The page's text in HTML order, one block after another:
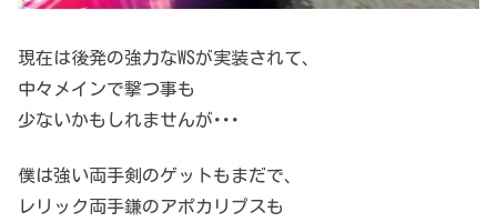
現在は後発の強力なWSが実装されて、
中々メインで撃つ事も
少ないかもしれませんが･･･
僕は強い両手剣のゲットもまだで、
レリック両手鎌のアポカリプスも